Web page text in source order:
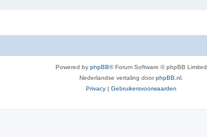
Powered by phpBB® Forum Software © phpBB Limited
Nederlandse vertaling doorphpBB.nl.
Privacy | Gebruikersvoorwaarden